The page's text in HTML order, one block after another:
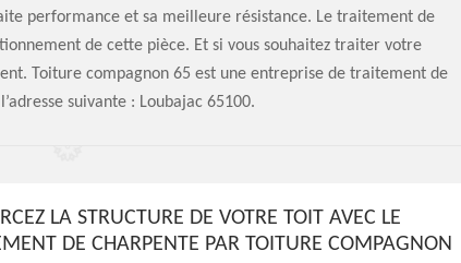
performance et sa meilleure résistance. Le traitement de
de cette pièce. Et si vous souhaitez traiter votre
Toiture compagnon 65 est une entreprise de traitement de
suivante : Loubajac 65100.
LA STRUCTURE DE VOTRE TOIT AVEC LE
DE CHARPENTE PAR TOITURE COMPAGNON